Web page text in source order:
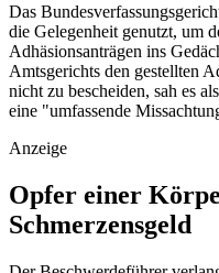
Das
die Gelegenheit genutzt, um
Adhäsionsanträgen ins
Amtsgerichts den gestellten
nicht zu bescheiden, sah es
eine "umfassende
Anzeige
Opfer einer
Schmerzensgeld